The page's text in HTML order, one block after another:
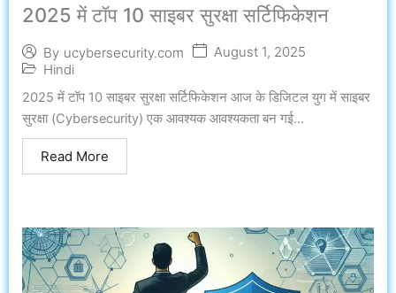
2025 में टॉप 10 साइबर सुरक्षा सर्टिफिकेशन
By ucybersecurity.com
August 1, 2025
Hindi
2025 में टॉप 10 साइबर सुरक्षा सर्टिफिकेशन आज के डिजिटल युग में साइबर
सुरक्षा (Cybersecurity) एक आवश्यक आवश्यकता बन गई...
Read More